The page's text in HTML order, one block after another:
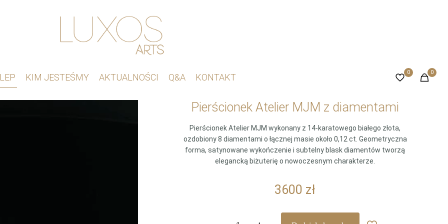
KIM JESTEŚMY AKTUALNOŚCI Q&A KONTAKT 0 0
Pierścionek Atelier MJM z diamentami
Pierścionek Atelier MJM wykonany z 14-karatowego białego złota,
ozdobiony 8 diamentami o łącznej masie około 0,12 ct. Geometryczna
forma, satynowane wykończenie i subtelny blask diamentów tworzą
elegancką biżuterię o nowoczesnym charakterze.
3600 zł